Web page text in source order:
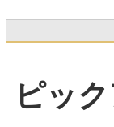
ピッ